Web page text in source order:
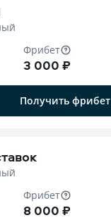
Фрибет
3 000 ₽
Получить фрибет
Фрибет
8 000 ₽